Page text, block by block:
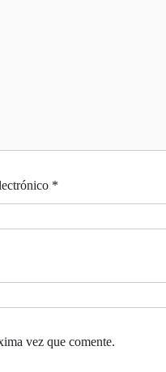
*
vez que comente.